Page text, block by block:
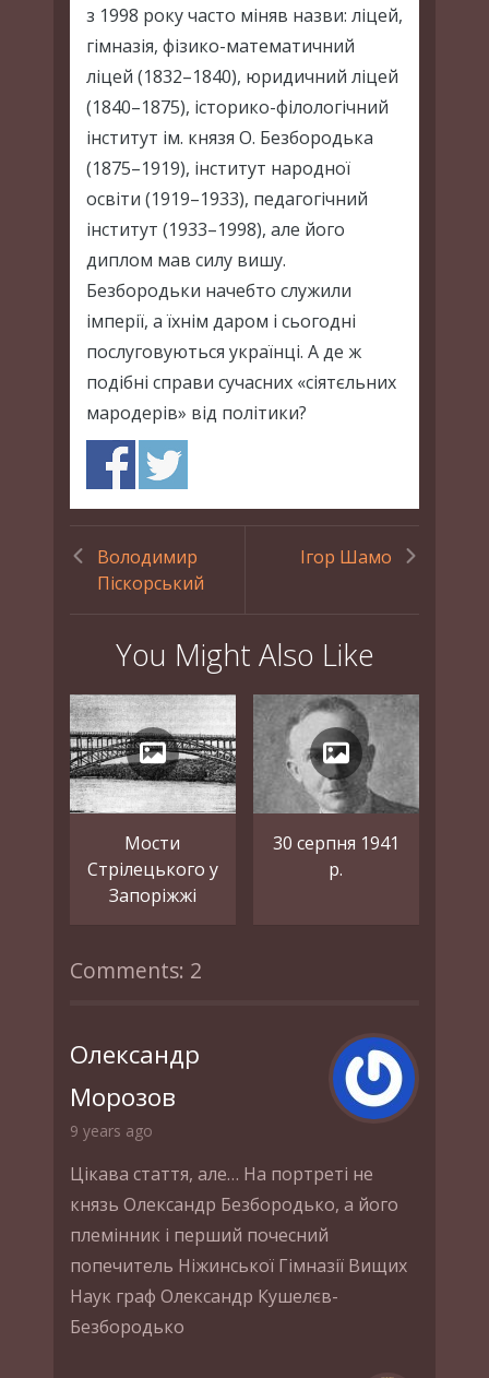
з 1998 року часто міняв назви: лiцей,
гiмназiя, фізико-математичний
ліцей (1832–1840), юридичний ліцей
(1840–1875), історико-філологічний
інститут iм. князя О. Безбородька
(1875–1919), інститут народної
освіти (1919–1933), педагогічний
інститут (1933–1998), але його
диплом мав силу вишу.
Безбородьки начебто служили
імперії, а їхнім даром і сьогодні
послуговуються українці. А де ж
подібні справи сучасних «сіятєльних
мародерів» від політики?
Володимир
Піскорський
Ігор Шамо
You Might Also Like
Мости
Стрілецького у
Запоріжжі
30 серпня 1941
р.
Comments: 2
Олександр
Морозов
9 years ago
Цікава стаття, але… На портреті не
князь Олександр Безбородько, а його
племінник і перший почесний
попечитель Ніжинської Гімназії Вищих
Наук граф Олександр Кушелєв-
Безбородько